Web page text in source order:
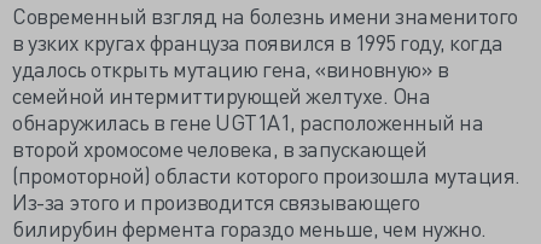
Современный взгляд на болезнь имени знаменитого
в узких кругах француза появился в 1995 году, когда
удалось открыть мутацию гена, «виновную» в
семейной интермиттирующей желтухе. Она
обнаружилась в гене UGT1A1, расположенный на
второй хромосоме человека, в запускающей
(промоторной) области которого произошла мутация.
Из-за этого и производится связывающего
билирубин фермента гораздо меньше, чем нужно.